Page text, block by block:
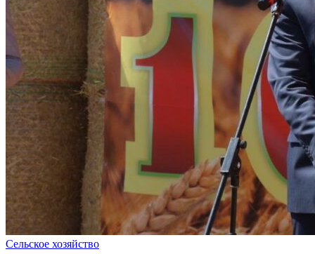
Сельское хозяйство